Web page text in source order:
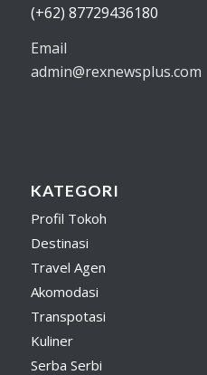
(+62) 87729436180
Email
admin@rexnewsplus.com
KATEGORI
Profil Tokoh
Destinasi
Travel Agen
Akomodasi
Transpotasi
Kuliner
Serba Serbi